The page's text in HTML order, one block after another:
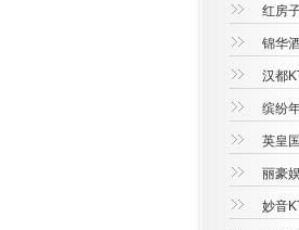
红房
锦华
汉都
缤纷
英皇
丽豪
妙音